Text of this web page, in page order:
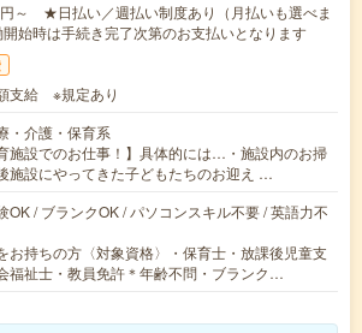
～ ★日払い／週払い制度あり（月払いも選べま
始時は手続き完了次第のお支払いとなります
支給 ※規定あり
・介護・保育系
施設でのお仕事！】具体的には…・施設内のお掃
施設にやってきた子どもたちのお迎え …
OK / ブランクOK / パソコンスキル不要 / 英語力不
お持ちの方〈対象資格〉・保育士・放課後児童支
福祉士・教員免許＊年齢不問・ブランク…